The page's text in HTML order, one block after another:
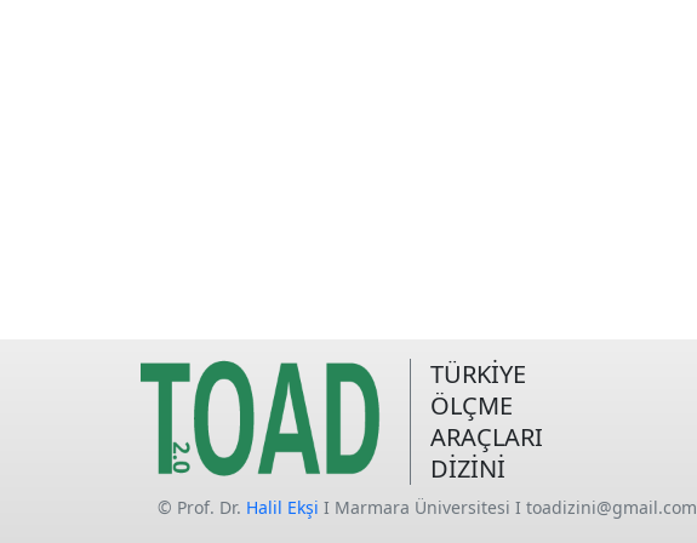
TÜRKİYE
ÖLÇME
ARAÇLARI
DİZİNİ
© Prof. Dr. Halil Ekşi I Marmara Üniversitesi I toadizini@gmail.com